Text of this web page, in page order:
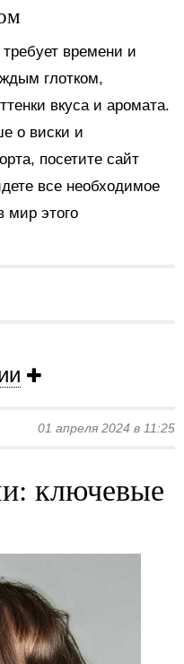
времени и
глотком,
вкуса и аромата.
о виски и
посетите сайт
все необходимое
мир этого
01 апреля 2024 в 11:25
ключевые